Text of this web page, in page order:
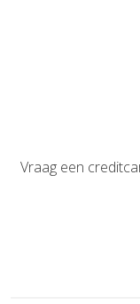
Vraag een